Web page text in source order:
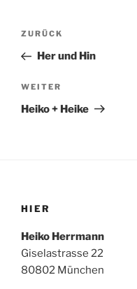
Beitragsnavigation
Vorheriger
Beitrag
ZURÜCK
Her und Hin
Nächster
Beitrag
WEITER
Heiko + Heike
HIER
Heiko Herrmann
Giselastrasse 22
80802 München